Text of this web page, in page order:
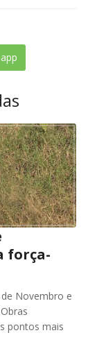
força-
Novembro e
pontos mais